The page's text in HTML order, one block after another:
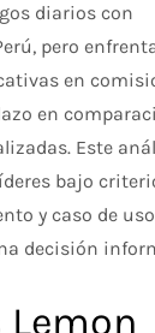
diarios con
pero
en
en
Este
bajo
y caso de
decisión
Lemon